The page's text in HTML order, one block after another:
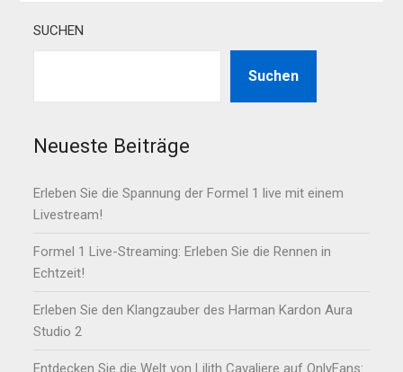
SUCHEN
Suchen
Neueste Beiträge
Erleben Sie die Spannung der Formel 1 live mit einem
Livestream!
Formel 1 Live-Streaming: Erleben Sie die Rennen in
Echtzeit!
Erleben Sie den Klangzauber des Harman Kardon Aura
Studio 2
Entdecken Sie die Welt von Lilith Cavaliere auf OnlyFans: